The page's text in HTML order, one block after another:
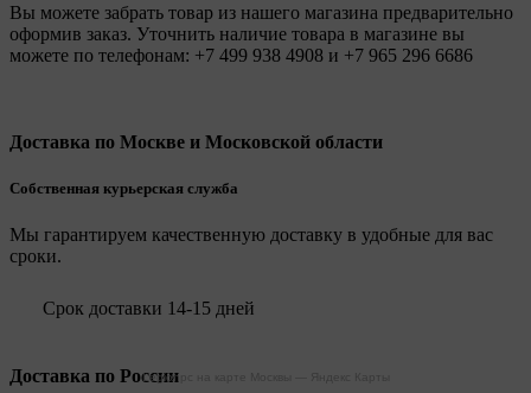
Вы можете забрать товар из нашего магазина предварительно
оформив заказ. Уточнить наличие товара в магазине вы
можете по телефонам: +7 499 938 4908 и +7 965 296 6686
Доставка по Москве и Московской области
Собственная курьерская служба
Мы гарантируем качественную доставку в удобные для вас
сроки.
Срок доставки 14-15 дней
Доставка по РоссииLegionpc на карте Москвы — Яндекс Карты